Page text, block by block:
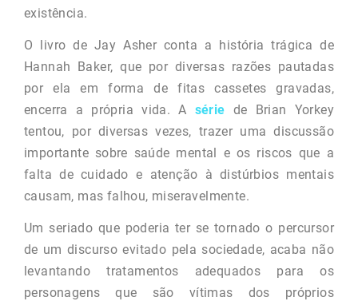
existência.
O livro de Jay Asher conta a história trágica de
Hannah Baker, que por diversas razões pautadas
por ela em forma de fitas cassetes gravadas,
encerra a própria vida. A série de Brian Yorkey
tentou, por diversas vezes, trazer uma discussão
importante sobre saúde mental e os riscos que a
falta de cuidado e atenção à distúrbios mentais
causam, mas falhou, miseravelmente.
Um seriado que poderia ter se tornado o percursor
de um discurso evitado pela sociedade, acaba não
levantando tratamentos adequados para os
personagens que são vítimas dos próprios